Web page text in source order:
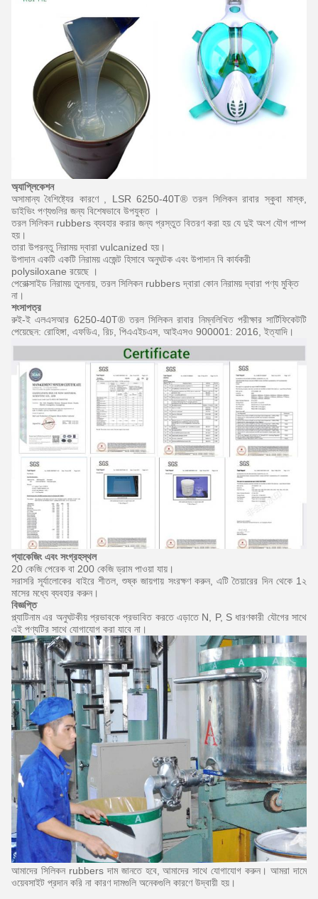
অ্যাপ্লিকেশন
অসামান্য বৈশিষ্ট্যের কারণে , LSR 6250-40T® তরল সিলিকন রাবার স্কুবা মাস্ক,
ডাইভিং পণ্যগুলির জন্য বিশেষভাবে উপযুক্ত ।
তরল সিলিকন rubbers ব্যবহার করার জন্য প্রস্তুত বিতরণ করা হয় যে দুই অংশ যৌগ পাম্প
হয়।
তারা উপরন্তু নিরাময় দ্বারা vulcanized হয়।
উপাদান একটি একটি নিরাময় এজেন্ট হিসাবে অনুঘটক এবং উপাদান বি কার্যকরী
polysiloxane রয়েছে ।
পেরোক্সাইড নিরাময় তুলনায়, তরল সিলিকন rubbers দ্বারা কোন নিরাময় দ্বারা পণ্য মুক্তি
না।
শংসাপত্র
রুই-ই এলএসআর 6250-40T® তরল সিলিকন রাবার নিম্নলিখিত পরীক্ষার সার্টিফিকেটটি
পেয়েছেন: রোহিঙ্গা, এফডিএ, রিচ, পিএএইচএস, আইএসও 900001: 2016, ইত্যাদি।
প্যাকেজিং এবং সংগ্রহস্থল
20 কেজি পেরেক বা 200 কেজি ড্রাম পাওয়া যায়।
সরাসরি সূর্যালোকের বাইরে শীতল, শুষ্ক জায়গায় সংরক্ষণ করুন, এটি তৈয়ারের দিন থেকে 1২
মাসের মধ্যে ব্যবহার করুন।
বিজ্ঞপ্তি
প্ল্যাটিনাম এর অনুঘটকীয় প্রভাবকে প্রভাবিত করতে এড়াতে N, P, S ধারণকারী যৌগের সাথে
এই পণ্যটির সাথে যোগাযোগ করা যাবে না।
আমাদের সিলিকন rubbers দাম জানতে হবে, আমাদের সাথে যোগাযোগ করুন। আমরা দামে
ওয়েবসাইট প্রদান করি না কারণ দামগুলি অনেকগুলি কারণে উদ্বায়ী হয়।